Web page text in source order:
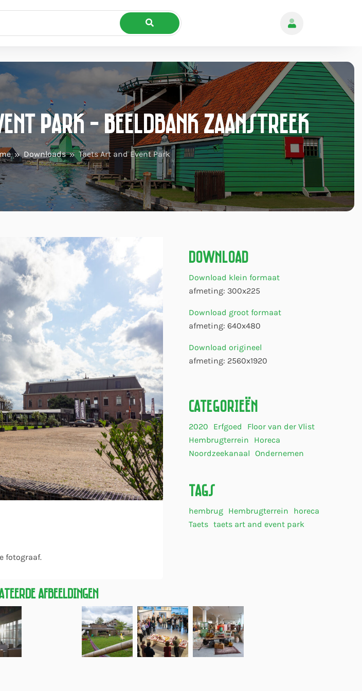
Park - Beeldbank Zaanstreek
Downloads Taets Art and Event Park
fotograaf.
Download
Download klein formaat
afmeting: 300x225
Download groot formaat
afmeting: 640x480
Download origineel
afmeting: 2560x1920
Categorieën
2020 Erfgoed
Floor van der Vlist
Hembrugterrein
Horeca
Noordzeekanaal
Ondernemen
Tags
hembrug Hembrugterrein
horeca
Taets taets art and event park
Afbeeldingen